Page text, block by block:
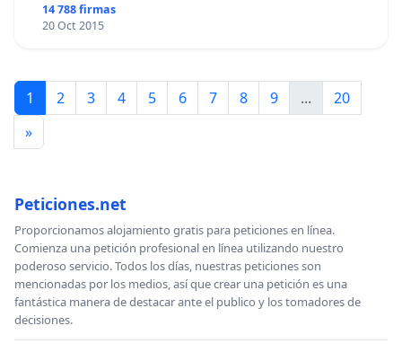
14 788 firmas
20 Oct 2015
1 2 3 4 5 6 7 8 9 ...
20
»
Peticiones.net
Proporcionamos alojamiento gratis para peticiones en línea.
Comienza una petición profesional en línea utilizando nuestro
poderoso servicio. Todos los días, nuestras peticiones son
mencionadas por los medios, así que crear una petición es una
fantástica manera de destacar ante el publico y los tomadores de
decisiones.